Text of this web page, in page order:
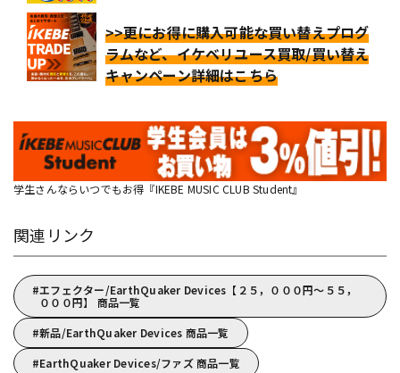
>>更にお得に購入可能な買い替えプログ
ラムなど、イケベリユース買取/買い替え
キャンペーン詳細はこちら
学生さんならいつでもお得『IKEBE MUSIC CLUB Student』
関連リンク
エフェクター/EarthQuaker Devices【２５，０００円～５５，
０００円】 商品一覧
新品/EarthQuaker Devices 商品一覧
EarthQuaker Devices/ファズ 商品一覧